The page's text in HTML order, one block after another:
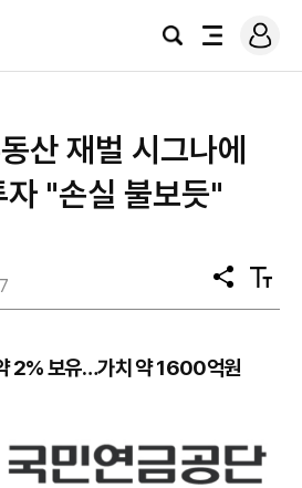
검
전
로
그
산 재벌 시그나에
"손실 불보듯"
공
유
텍
스
2% 보유…가치 약 1600억원